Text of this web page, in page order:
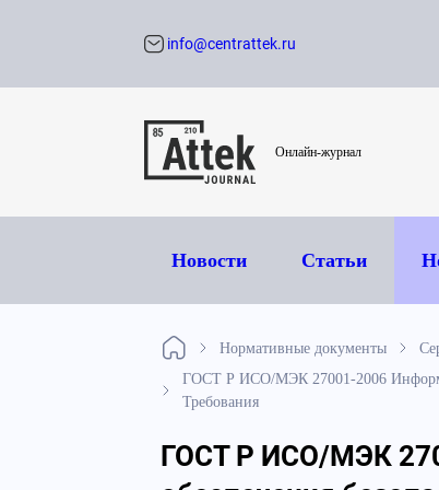
info@centrattek.ru
Онлайн-журнал
Новости Статьи
Нормативные документы
ГОСТ Р ИСО/МЭК 27001-2006
Требования
ГОСТ Р ИСО/МЭК